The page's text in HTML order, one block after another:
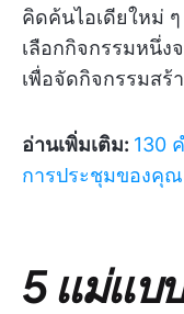
คิดค้นไอเดียใหม่
เลือกกิจกรรมหนึ่
เพื่อจัดกิจกรรมสร้
อ่านเพิ่มเติม: 130
การประชุมของคุณ
5 แม่แบ